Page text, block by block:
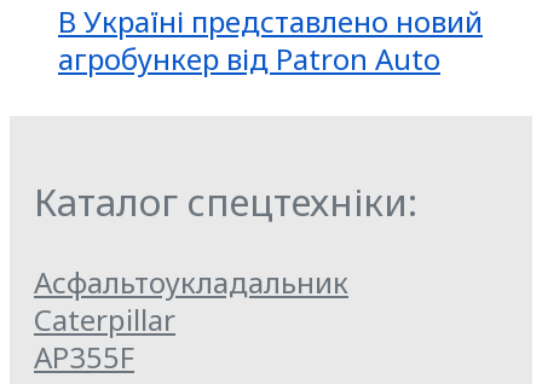
В Україні представлено новий
агробункер від Patron Auto
Каталог спецтехніки:
Асфальтоукладальник
Caterpillar
AP355F